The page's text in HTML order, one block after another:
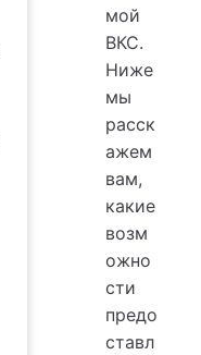
мой
ВКС.
Ниже
мы
расск
ажем
вам,
какие
возм
ожно
сти
предо
ставл